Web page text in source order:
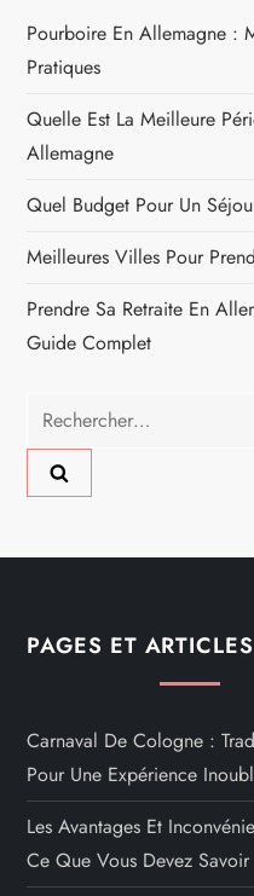
Pourboire En Allemagne :
Pratiques
Quelle Est La Meilleure
Allemagne
Quel Budget Pour Un
Meilleures Villes Pour
Prendre Sa Retraite En
Guide Complet
Rechercher :
PAGES ET
Carnaval De Cologne :
Pour Une Expérience
Les Avantages Et
Ce Que Vous Devez Savoir